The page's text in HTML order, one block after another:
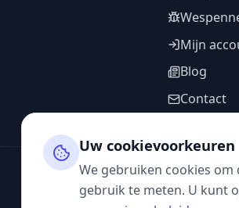
Mijn
Blog
Contact
Uw cookievoorkeuren
We gebruiken cookies
gebruik te meten. U kunt